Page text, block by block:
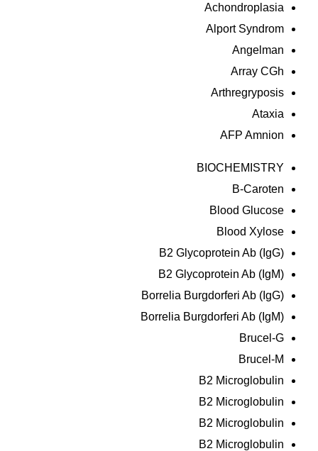
Achondroplasia
Alport Syndrom
Angelman
Array CGh
Arthregryposis
Ataxia
AFP Amnion
BIOCHEMISTRY
B-Caroten
Blood Glucose
Blood Xylose
B2 Glycoprotein Ab (IgG)
B2 Glycoprotein Ab (IgM)
Borrelia Burgdorferi Ab (IgG)
Borrelia Burgdorferi Ab (IgM)
Brucel-G
Brucel-M
B2 Microglobulin
B2 Microglobulin
B2 Microglobulin
B2 Microglobulin